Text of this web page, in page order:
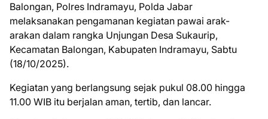
Balongan, Polres Indramayu, Polda Jabar
melaksanakan pengamanan kegiatan pawai arak-
arakan dalam rangka Unjungan Desa Sukaurip,
Kecamatan Balongan, Kabupaten Indramayu, Sabtu
(18/10/2025).
Kegiatan yang berlangsung sejak pukul 08.00 hingga
11.00 WIB itu berjalan aman, tertib, dan lancar.